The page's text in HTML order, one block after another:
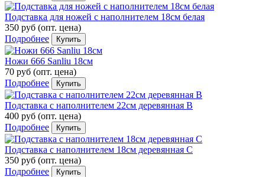
Подставка для ножей с наполнителем 18см белая
350 руб (опт. цена)
Подробнее
Купить
Ножи 666 Sanliu 18см
70 руб (опт. цена)
Подробнее
Купить
Подставка с наполнителем 22см деревянная B
400 руб (опт. цена)
Подробнее
Купить
Подставка с наполнителем 18см деревянная С
350 руб (опт. цена)
Подробнее
Купить